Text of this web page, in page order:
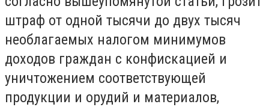
штраф от одной тысячи до двух тысяч
необлагаемых налогом минимумов
доходов граждан с конфискацией и
уничтожением соответствующей
продукции и орудий и материалов,